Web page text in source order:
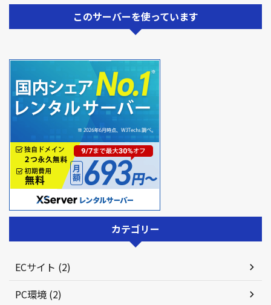
このサーバーを使っています
カテゴリー
ECサイト (2)
PC環境 (2)